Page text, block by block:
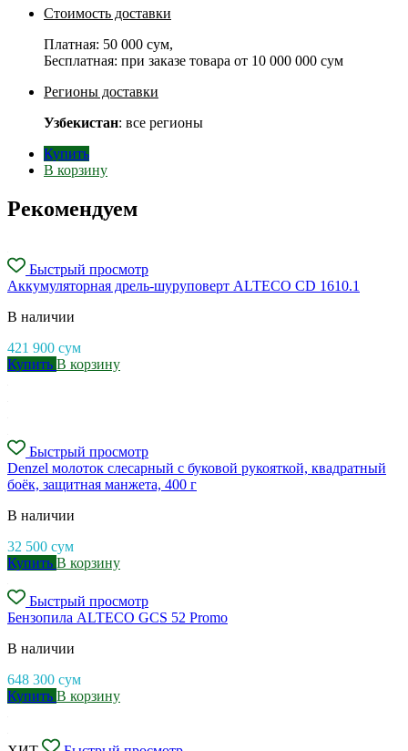
Стоимость доставки
Платная: 50 000 сум,
Бесплатная: при заказе товара от 10 000 000 сум
Регионы доставки
Узбекистан: все регионы
Купить
В корзину
Рекомендуем
Быстрый просмотр
Аккумуляторная дрель-шуруповерт ALTECO CD 1610.1
В наличии
421 900 сум
Купить В корзину
Быстрый просмотр
Denzel молоток слесарный с буковой рукояткой, квадратный
боёк, защитная манжета, 400 г
В наличии
32 500 сум
Купить В корзину
Быстрый просмотр
Бензопила ALTECO GCS 52 Promo
В наличии
648 300 сум
Купить В корзину